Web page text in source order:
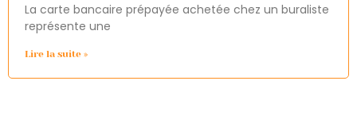
La carte bancaire prépayée achetée chez un buraliste
représente une
Lire la suite »